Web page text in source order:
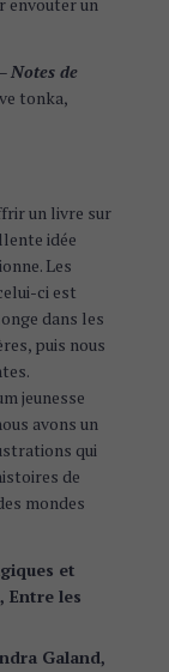
Notes de
tonka,
un livre sur
idée
Les
ci est
dans les
puis nous
jeunesse
avons un
qui
de
mondes
et
Entre les
Galand,